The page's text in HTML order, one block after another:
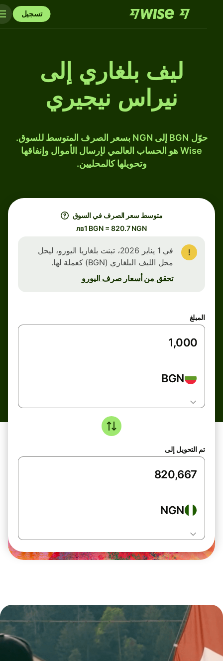
تسجيل
ليف بلغاري إلى
نيراس نيجيري
حوّل BGN إلى NGN بسعر الصرف المتوسط للسوق.
Wise هو الحساب العالمي لإرسال الأموال وإنفاقها
وتحويلها كالمحليين.
متوسط ​​سعر الصرف في السوق
лв1 BGN = 820.7 NGN
في 1 يناير 2026، تبنت بلغاريا اليورو، ليحل
محل الليف البلغاري (BGN) كعملة لها.
تحقق من أسعار صرف اليورو
المبلغ
BGN
تم التحويل إلى
NGN